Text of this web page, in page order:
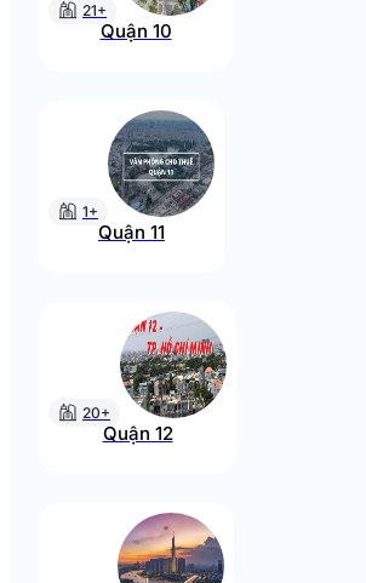
21+
Quận 10
1+
Quận 11
20+
Quận 12